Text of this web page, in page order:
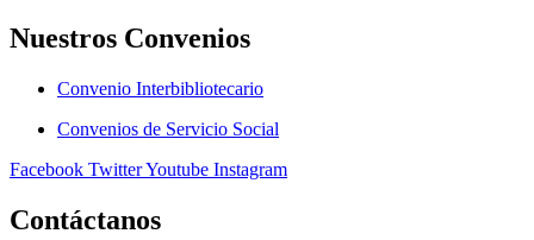
Nuestros Convenios
Convenio Interbibliotecario
Convenios de Servicio Social
Facebook TwitterYoutube Instagram
Contáctanos